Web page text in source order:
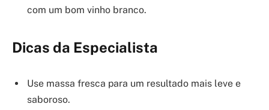
com um bom vinho branco.
Dicas da Especialista
Use massa fresca para um resultado mais leve e
saboroso.